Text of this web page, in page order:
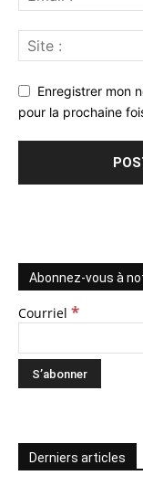
Enregistrer mon
pour la prochaine
Abonnez-vous à
Courriel *
Derniers articles